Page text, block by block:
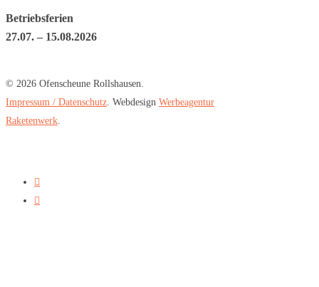
Betriebsferien
27.07. – 15.08.2026
© 2026 Ofenscheune Rollshausen.
Impressum / Datenschutz. Webdesign Werbeagentur
Raketenwerk.